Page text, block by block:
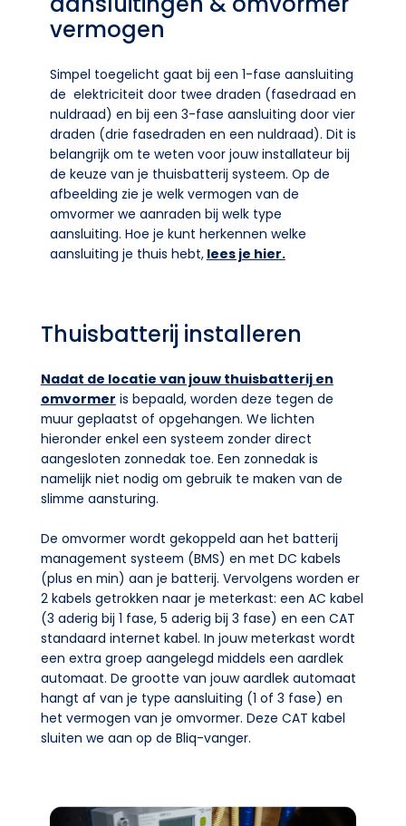
vermogen
Simpel toegelicht gaat bij een 1-fase aansluiting
de elektriciteit door twee draden (fasedraad en
nuldraad) en bij een 3-fase aansluiting door vier
draden (drie fasedraden en een nuldraad). Dit is
belangrijk om te weten voor jouw installateur bij
de keuze van je thuisbatterij systeem. Op de
afbeelding zie je welk vermogen van de
omvormer we aanraden bij welk type
aansluiting. Hoe je kunt herkennen welke
aansluiting je thuis hebt, lees je hier.
Thuisbatterij installeren
Nadat de locatie van jouw thuisbatterij en
omvormer is bepaald, worden deze tegen de
muur geplaatst of opgehangen. We lichten
hieronder enkel een systeem zonder direct
aangesloten zonnedak toe. Een zonnedak is
namelijk niet nodig om gebruik te maken van de
slimme aansturing.
De omvormer wordt gekoppeld aan het batterij
management systeem (BMS) en met DC kabels
(plus en min) aan je batterij. Vervolgens worden er
2 kabels getrokken naar je meterkast: een AC kabel
(3 aderig bij 1 fase, 5 aderig bij 3 fase) en een CAT
standaard internet kabel. In jouw meterkast wordt
een extra groep aangelegd middels een aardlek
automaat. De grootte van jouw aardlek automaat
hangt af van je type aansluiting (1 of 3 fase) en
het vermogen van je omvormer. Deze CAT kabel
sluiten we aan op de Bliq-vanger.